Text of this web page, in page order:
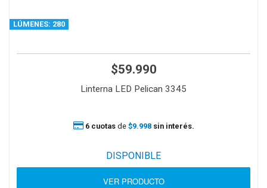
LÚMENES: 280
$59.990
Linterna LED Pelican 3345
6 cuotasde $9.998 sin interés.
DISPONIBLE
VER PRODUCTO